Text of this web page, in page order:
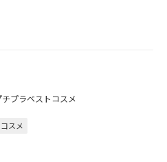
プラベストコスメ
スメ